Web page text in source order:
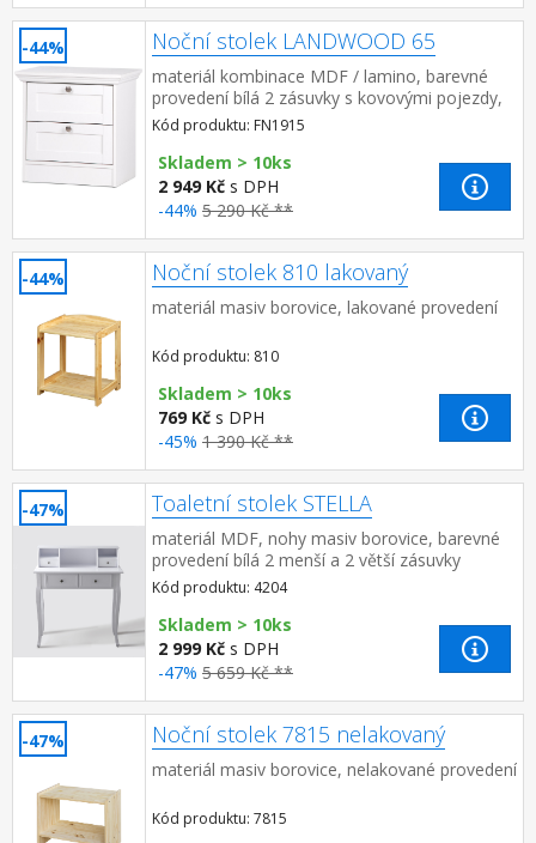
-44% Noční stolek LANDWOOD 65
materiál kombinace MDF / lamino, barevné
provedení bílá 2 zásuvky s kovovými pojezdy,
úchytky starožitného vzhledu součást sestavy
Landwood
Kód produktu: FN1915
Skladem > 10ks
2 949 Kč s DPH
-44% 5 290 Kč **
-44% Noční stolek 810 lakovaný
materiál masiv borovice, lakované provedení
Kód produktu: 810
Skladem > 10ks
769 Kč s DPH
-45% 1 390 Kč **
-47% Toaletní stolek STELLA
materiál MDF, nohy masiv borovice, barevné
provedení bílá 2 menší a 2 větší zásuvky
Kód produktu: 4204
Skladem > 10ks
2 999 Kč s DPH
-47% 5 659 Kč **
-47% Noční stolek 7815 nelakovaný
materiál masiv borovice, nelakované provedení
Kód produktu: 7815